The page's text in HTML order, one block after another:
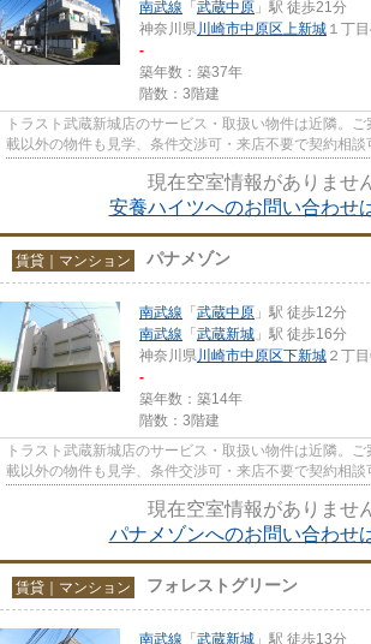
南武線 「武蔵中原 」駅 徒歩21分
神奈川県川崎市中原区上新城 １丁
-
築年数：築37年
階数：3階建
トラスト武蔵新城店のサービス・取扱い物件は近隣。
載以外の物件も見学、条件交渉可・来店不要で契約相
可・来店時無料駐車場有（要...
現在空室情報がありませ
安養ハイツへのお問い合わせ
賃貸｜マンション パナメゾン
南武線 「武蔵中原 」駅 徒歩12分
南武線 「武蔵新城 」駅 徒歩16分
神奈川県川崎市中原区下新城 ２丁
-
築年数：築14年
階数：3階建
トラスト武蔵新城店のサービス・取扱い物件は近隣。
載以外の物件も見学、条件交渉可・来店不要で契約相
可・来店時無料駐車場有（要...
現在空室情報がありませ
パナメゾンへのお問い合わせ
賃貸｜マンション フォレストグリーン
南武線 「武蔵新城 」駅 徒歩13分